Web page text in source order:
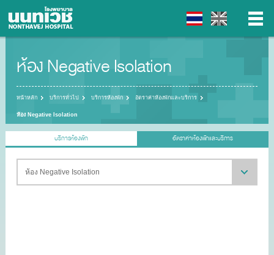
▼
ห้อง Negative Isolation
หน้าหลัก บริการทั่วไป บริการห้องพัก อัตราค่าห้องพักและบริการ
ห้อง Negative Isolation
บริการห้องพัก อัตราค่าห้องพักและบริการ